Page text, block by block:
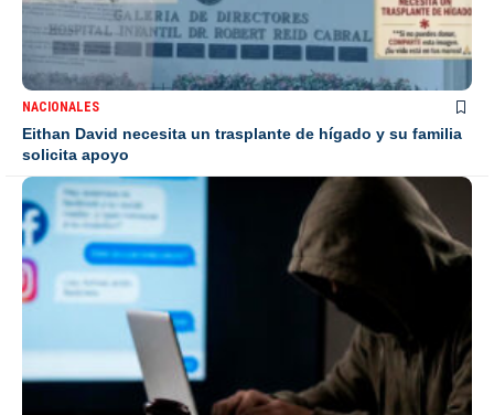
NACIONALES
Eithan David necesita un trasplante de hígado y su familia
solicita apoyo